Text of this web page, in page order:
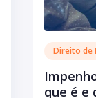
Direito de
que é e